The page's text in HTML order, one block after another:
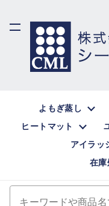
よもぎ蒸し
ヒートマット
アイラッ
在